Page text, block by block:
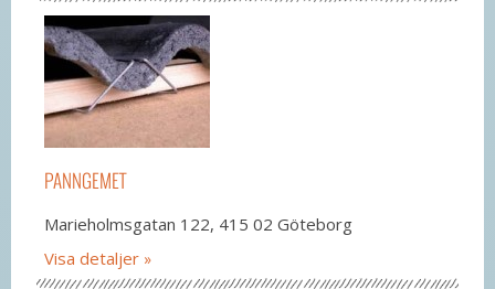
PANNGEMET
Marieholmsgatan 122, 415 02 Göteborg
Visa detaljer